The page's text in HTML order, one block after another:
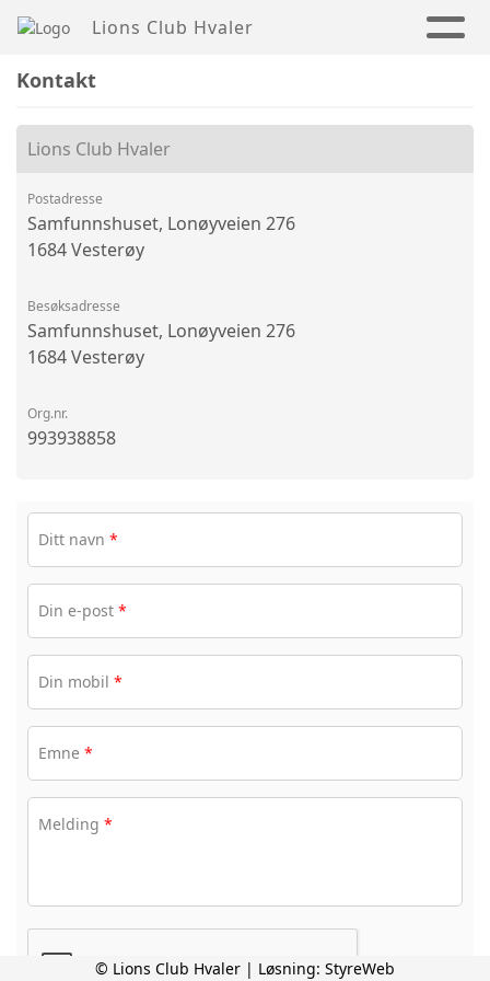
Lions Club Hvaler
Kontakt
Lions Club Hvaler
Postadresse
Samfunnshuset, Lonøyveien 276
1684 Vesterøy
Besøksadresse
Samfunnshuset, Lonøyveien 276
1684 Vesterøy
Org.nr.
993938858
Ditt navn *
Din e-post *
Din mobil *
Emne *
Melding *
© Lions Club Hvaler | Løsning: StyreWeb